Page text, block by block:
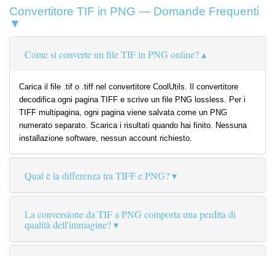
Convertitore TIF in PNG — Domande Frequenti
▼
Come si converte un file TIF in PNG online?
Carica il file .tif o .tiff nel convertitore CoolUtils. Il convertitore
decodifica ogni pagina TIFF e scrive un file PNG lossless. Per i
TIFF multipagina, ogni pagina viene salvata come un PNG
numerato separato. Scarica i risultati quando hai finito. Nessuna
installazione software, nessun account richiesto.
Qual è la differenza tra TIFF e PNG?
La conversione da TIF a PNG comporta una perdita di
qualità dell'immagine?